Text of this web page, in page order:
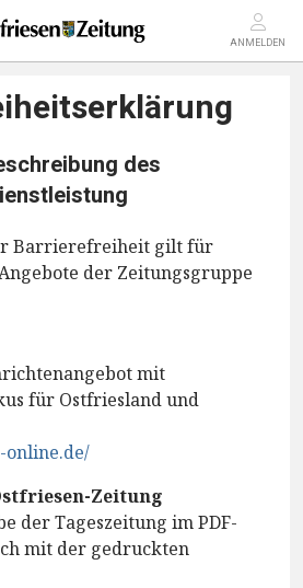
ANMELDEN
des
Barrierefreiheit gilt für
der Zeitungsgruppe
mit
für Ostfriesland und
online.de/
Zeitung
der Tageszeitung im PDF-
mit der gedruckten